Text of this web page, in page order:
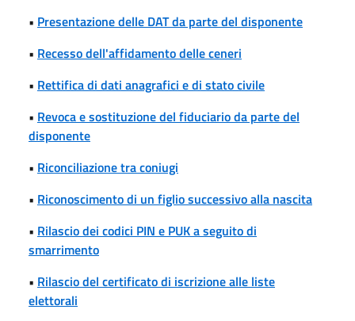
• Presentazione delle DAT da parte del disponente
• Recesso dell'affidamento delle ceneri
• Rettifica di dati anagrafici e di stato civile
• Revoca e sostituzione del fiduciario da parte del
disponente
• Riconciliazione tra coniugi
• Riconoscimento di un figlio successivo alla nascita
• Rilascio dei codici PIN e PUK a seguito di
smarrimento
• Rilascio del certificato di iscrizione alle liste
elettorali